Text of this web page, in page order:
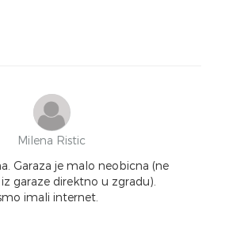
Milena Ristic
Garaza je malo neobicna (ne
garaze direktno u zgradu).
imali internet.